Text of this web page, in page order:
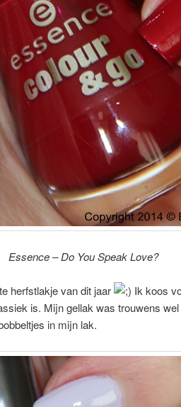
Essence – Do You Speak Love?
herfstlakje van dit jaar
Ik koos
is. Mijn gellak was trouwens
in mijn lak.